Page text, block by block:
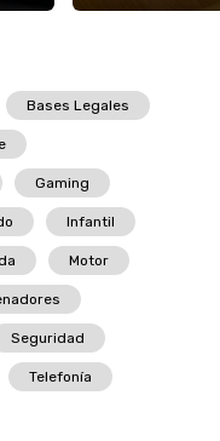
Bases Legales
Gaming
Infantil
Motor
Seguridad
Telefonía